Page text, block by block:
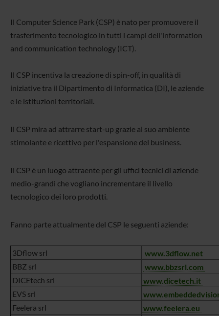
Il Computer Science Park (CSP) è nato per promuovere il
trasferimento tecnologico in tutti i campi dell'information
and communication technology (ICT).
Il CSP incentiva la creazione di spin-off, in qualità di
iniziative tra il Dipartimento di Informatica (DI), le aziende
e le istituzioni territoriali.
Il CSP mira ad attrarre start-up grazie al suo ambiente
stimolante e ricettivo per l'espansione del business.
Il CSP è un luogo attraente per gli uffici tecnici di aziende
medio-grandi che vogliano incrementare il livello
tecnologico dei loro prodotti.
Fanno parte attualmente del CSP le seguenti aziende:
3Dflow srl
www.3dflow.net
BBZ srl
www.bbzsrl.com
DICEtech srl
www.dicetech.it
EVS srl
Feelera srl
www.feelera.eu